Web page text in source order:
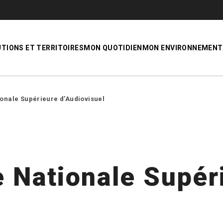
ET TERRITOIRES MON QUOTIDIEN MON ENVIRONNEMENT
Supérieure d’Audiovisuel
Nationale